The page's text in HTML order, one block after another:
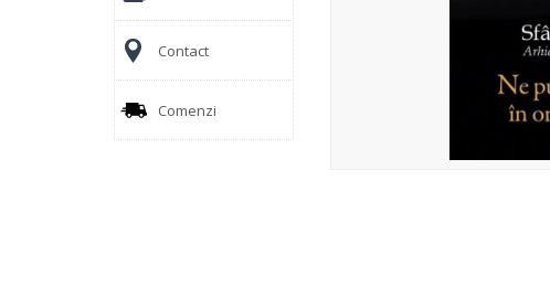
Contact
Comenzi